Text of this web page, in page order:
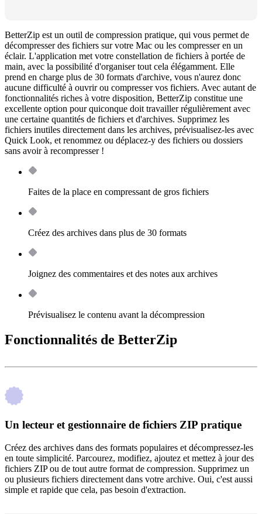
BetterZip est un outil de compression pratique, qui vous permet de
décompresser des fichiers sur votre Mac ou les compresser en un
éclair. L'application met votre constellation de fichiers à portée de
main, avec la possibilité d'organiser tout cela élégamment. Elle
prend en charge plus de 30 formats d'archive, vous n'aurez donc
aucune difficulté à ouvrir ou compresser vos fichiers. Avec autant de
fonctionnalités riches à votre disposition, BetterZip constitue une
excellente option pour quiconque doit travailler régulièrement avec
une certaine quantités de fichiers et d'archives. Supprimez les
fichiers inutiles directement dans les archives, prévisualisez-les avec
Quick Look, et renommez ou déplacez-y des fichiers ou dossiers
sans avoir à recompresser !
Faites de la place en compressant de gros fichiers
Créez des archives dans plus de 30 formats
Joignez des commentaires et des notes aux archives
Prévisualisez le contenu avant la décompression
Fonctionnalités de BetterZip
Un lecteur et gestionnaire de fichiers ZIP pratique
Créez des archives dans des formats populaires et décompressez-les
en toute simplicité. Parcourez, modifiez, ajoutez et mettez à jour des
fichiers ZIP ou de tout autre format de compression. Supprimez un
ou plusieurs fichiers directement dans votre archive. Oui, c'est aussi
simple et rapide que cela, pas besoin d'extraction.